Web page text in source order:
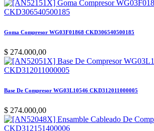
Goma Compresor WG03F01868 CKD306540500185
$ 274.000,00
Base De Compresor WG03L10546 CKD312011000005
$ 274.000,00